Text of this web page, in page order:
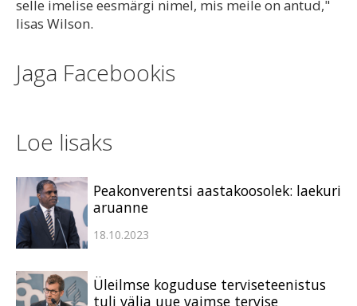
selle imelise eesmärgi nimel, mis meile on antud,"
lisas Wilson.
Jaga Facebookis
Loe lisaks
Peakonverentsi aastakoosolek: laekuri
aruanne
18.10.2023
Üleilmse koguduse terviseteenistus
tuli välja uue vaimse tervise